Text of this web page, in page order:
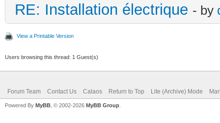
RE: Installation électrique - by
View a Printable Version
Users browsing this thread: 1 Guest(s)
Forum Team Contact Us Calaos Return to Top Lite (Archive) Mode
Powered By MyBB , © 2002-2026 MyBB Group